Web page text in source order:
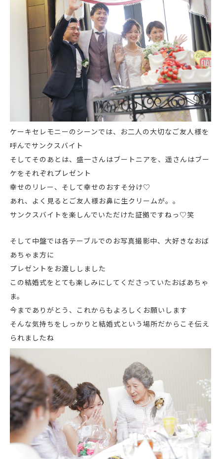
ケーキセレモニーのシーンでは、お二人の大切なご友人様を
呼んでサンクスバイト
そしてそのあとは、盛一さんはブートニアを、遥さんはブー
ケをそれぞれプレゼント
幸せのリレー、そして幸せのおすそ分け♡
あれ、よく見るとご友人様お鼻に生クリームが。。
サンクスバイトを楽しんでいただけた証拠ですねっ♡笑
そして中盤では各テーブルでのお写真撮影中、大好きなおば
あちゃま方に
プレゼントをお渡ししました
この結婚式をとても楽しみにしてくださっていたおばあちゃ
ま。
今までありがとう、これからもよろしくお願いします
そんな気持ちをしっかりと結婚式という場所だからこそ伝え
られましたね